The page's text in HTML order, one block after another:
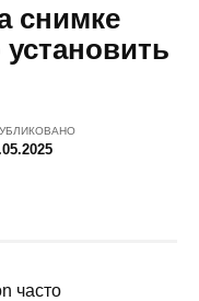
снимке
часто